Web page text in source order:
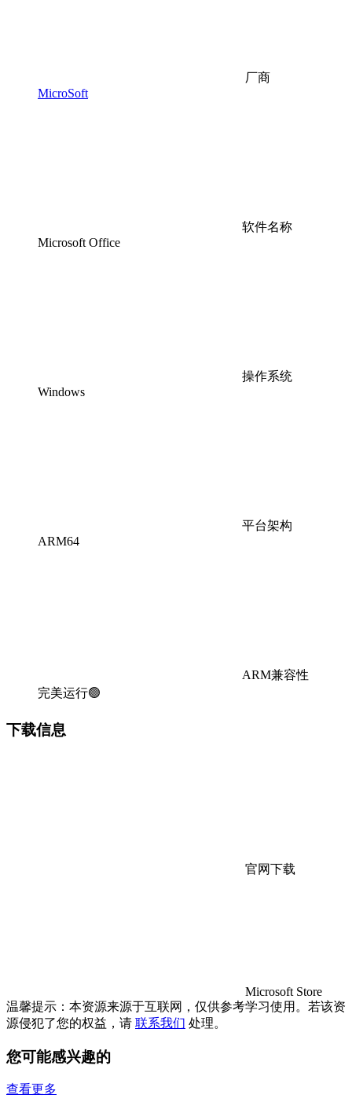
厂商
MicroSoft
软件名称
Microsoft Office
操作系统
Windows
平台架构
ARM64
ARM兼容性
完美运行🟢
下载信息
官网下载
Microsoft Store
温馨提示：本资源来源于互联网，仅供参考学习使用。若该资
源侵犯了您的权益，请 联系我们 处理。
您可能感兴趣的
查看更多